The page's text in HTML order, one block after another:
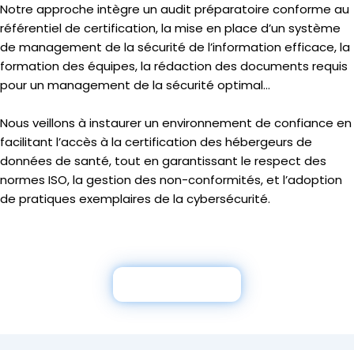
Notre approche intègre un audit préparatoire conforme au
référentiel de certification, la mise en place d’un système
de management de la sécurité de l’information efficace, la
formation des équipes, la rédaction des documents requis
pour un management de la sécurité optimal…
Nous veillons à instaurer un environnement de confiance en
facilitant l’accès à la certification des hébergeurs de
données de santé, tout en garantissant le respect des
normes ISO, la gestion des non-conformités, et l’adoption
de pratiques exemplaires de la cybersécurité.